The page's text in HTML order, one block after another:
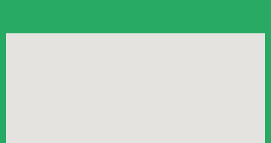
Lieux